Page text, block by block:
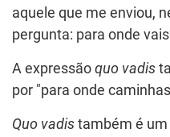
aquele que me enviou,
pergunta: para onde
A expressão quo vadis
por "para onde
Quo vadis também é